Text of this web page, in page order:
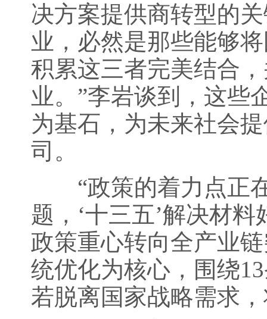
决方案提供商转型的
业，必然是那些能够
积累这三者完美结合
业。”李岩谈到，这些
为基石，为未来社会
司。
“政策的着力点正在
题，‘十三五’解决材料
政策重心转向全产业
统优化为核心，围绕
若脱离国家战略需求